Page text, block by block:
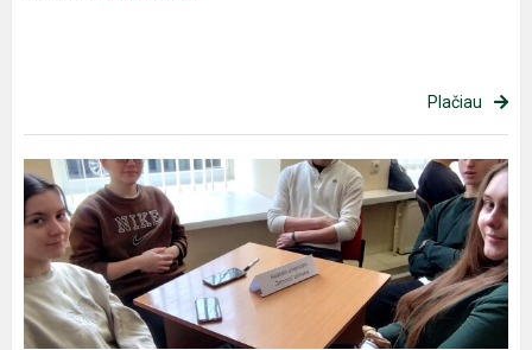
Plačiau
Protų
mūšis
I.
Kanto
300
metų
gimimo